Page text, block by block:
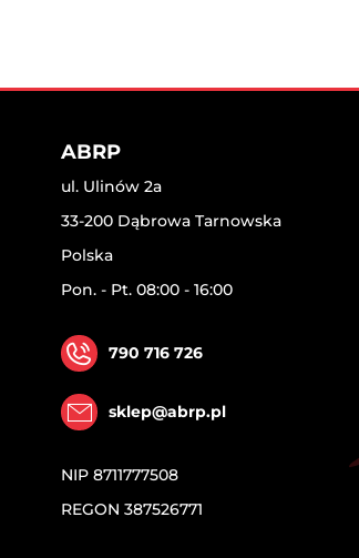
ABRP
ul. Ulinów 2a
33-200 Dąbrowa Tarnowska
Polska
Pon. - Pt. 08:00 - 16:00
790 716 726
sklep@abrp.pl
NIP 8711777508
REGON 387526771